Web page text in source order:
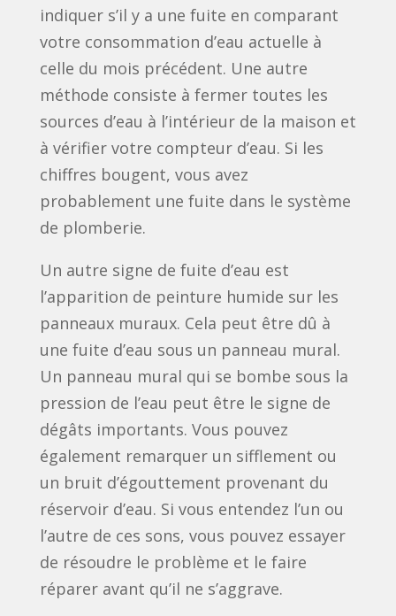
indiquer s’il y a une fuite en comparant
votre consommation d’eau actuelle à
celle du mois précédent. Une autre
méthode consiste à fermer toutes les
sources d’eau à l’intérieur de la maison et
à vérifier votre compteur d’eau. Si les
chiffres bougent, vous avez
probablement une fuite dans le système
de plomberie.
Un autre signe de fuite d’eau est
l’apparition de peinture humide sur les
panneaux muraux. Cela peut être dû à
une fuite d’eau sous un panneau mural.
Un panneau mural qui se bombe sous la
pression de l’eau peut être le signe de
dégâts importants. Vous pouvez
également remarquer un sifflement ou
un bruit d’égouttement provenant du
réservoir d’eau. Si vous entendez l’un ou
l’autre de ces sons, vous pouvez essayer
de résoudre le problème et le faire
réparer avant qu’il ne s’aggrave.